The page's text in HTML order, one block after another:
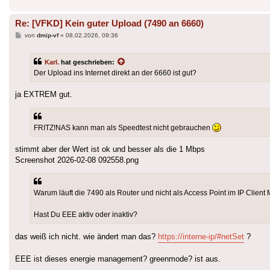
Re: [VFKD] Kein guter Upload (7490 an 6660)
Beitrag
von dmip-vf» 08.02.2026, 09:36
Karl. hat geschrieben:
Der Upload ins Internet direkt an der 6660 ist gut?
ja EXTREM gut.
FRITZ!NAS kann man als Speedtest nicht gebrauchen
stimmt aber der Wert ist ok und besser als die 1 Mbps
Screenshot 2026-02-08 092558.png
Warum läuft die 7490 als Router und nicht als Access Point im IP Client
Hast Du EEE aktiv oder inaktiv?
das weiß ich nicht. wie ändert man das? https://interne-ip/#netSet ?
EEE ist dieses energie management? greenmode? ist aus.